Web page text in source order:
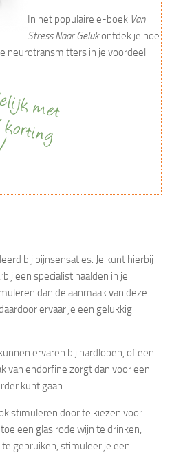
In het populaire e-boek Van
Stress Naar Gelukontdek je hoe
neurotransmitters in je voordeel
bij pijnsensaties. Je kunt hierbij
een specialist naalden in je
dan de aanmaak van deze
ervaar je een gelukkig
ervaren bij hardlopen, of een
van endorfine zorgt dan voor een
kunt gaan.
stimuleren door te kiezen voor
een glas rode wijn te drinken,
gebruiken, stimuleer je een